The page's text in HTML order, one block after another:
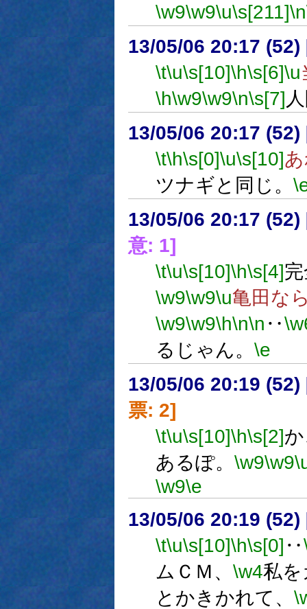
\w9\w9\u\s[211]\n
13/05/06 20:17 (52)
\t\u\s[10]\h\s[6]\u
\h\w9\w9\n\s[7]
13/05/06 20:17 (52)
\t\h\s[0]\u\s[10]
ツナギと同じ。
13/05/06 20:17 (52)
意: 1]
\t\u\s[10]\h\s[4]
\w9\w9\u亀田な
\w9\w9\h\n\n ‥
るじゃん。 \e
13/05/06 20:19 (52)
票: 2]
\t\u\s[10]\h\s[2]
あるぽ。 \w9\w9
\w9\e
13/05/06 20:19 (52)
\t\u\s[10]\h\s[0] ‥
ムＣＭ、 \w4私
とかきかれて、